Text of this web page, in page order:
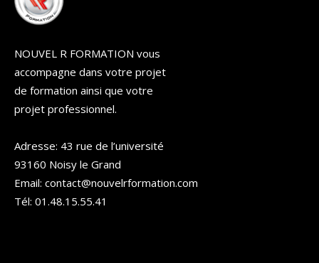
NOUVEL R FORMATION vous
accompagne dans votre projet
de formation ainsi que votre
projet professionnel.
Adresse: 43 rue de l’université
93160 Noisy le Grand
Email: contact@nouvelrformation.com
Tél: 01.48.15.55.41